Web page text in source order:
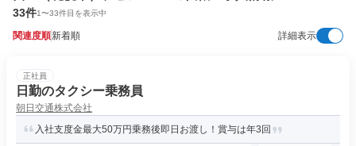
33件1〜33件目を表示中
関連度順新着順 詳細表示
正社員
日勤のタクシー乗務員
朝日交通株式会社
入社支度金最大50万円乗務後即日お渡し！賞与は年3回